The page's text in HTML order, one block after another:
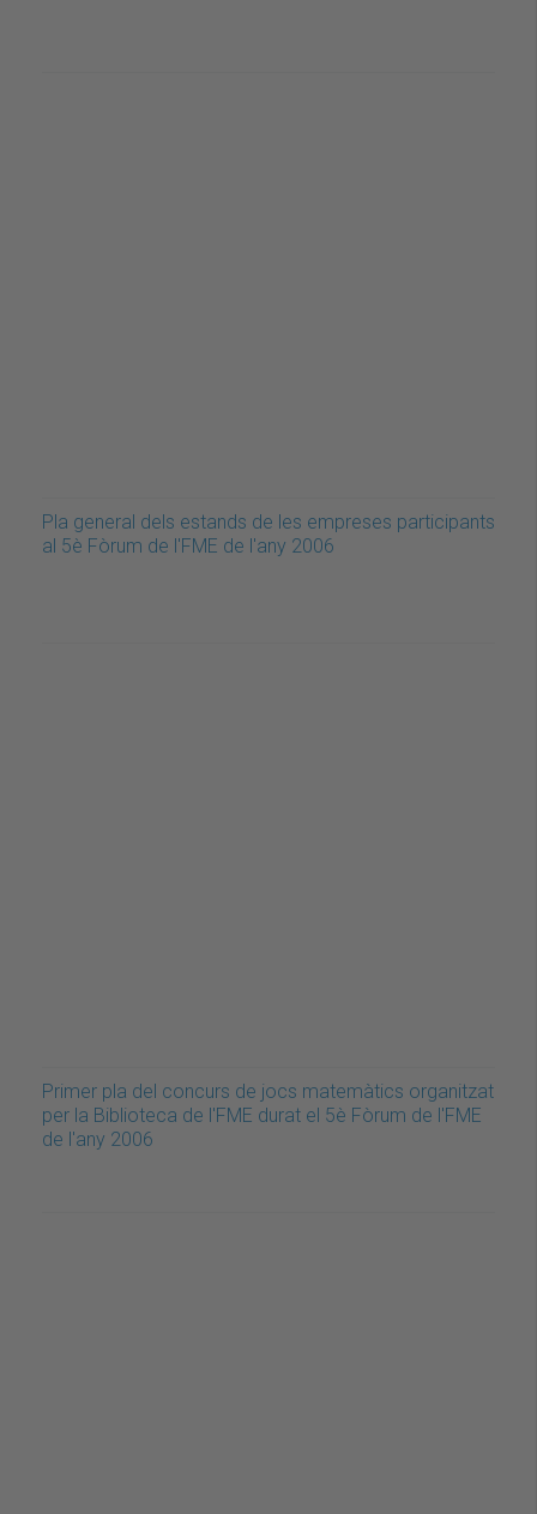
Pla general dels estands de les empreses participants
al 5è Fòrum de l'FME de l'any 2006
Primer pla del concurs de jocs matemàtics organitzat
per la Biblioteca de l'FME durat el 5è Fòrum de l'FME
de l'any 2006